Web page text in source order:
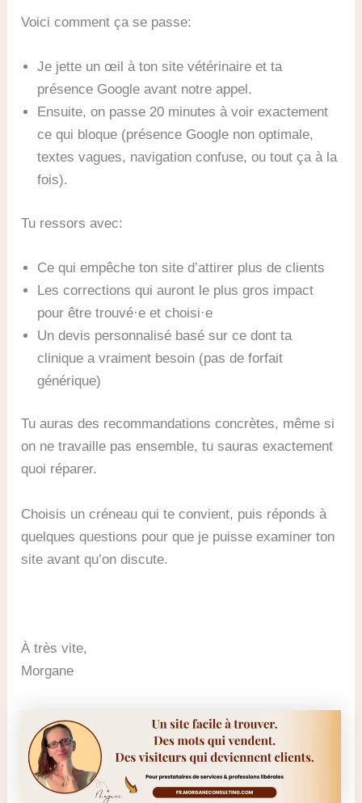
Voici comment ça se passe:
Je jette un œil à ton site vétérinaire et ta
présence Google avant notre appel.
Ensuite, on passe 20 minutes à voir exactement
ce qui bloque (présence Google non optimale,
textes vagues, navigation confuse, ou tout ça à la
fois).
Tu ressors avec:
Ce qui empêche ton site d’attirer plus de clients
Les corrections qui auront le plus gros impact
pour être trouvé·e et choisi·e
Un devis personnalisé basé sur ce dont ta
clinique a vraiment besoin (pas de forfait
générique)
Tu auras des recommandations concrètes, même si
on ne travaille pas ensemble, tu sauras exactement
quoi réparer.
Choisis un créneau qui te convient, puis réponds à
quelques questions pour que je puisse examiner ton
site avant qu’on discute.
À très vite,
Morgane